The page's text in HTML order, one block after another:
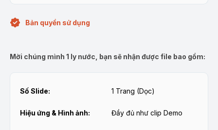
Bản quyền sử dụng
Mời chúng mình 1 ly nước, bạn sẽ nhận được file bao gồm:
Số Slide: 1 Trang (Dọc)
Hiệu ứng & Hình ảnh: Đầy đủ như clip Demo